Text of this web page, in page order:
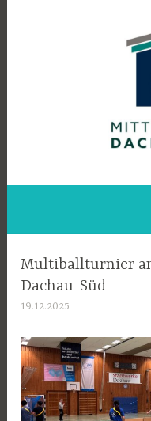
Multiballturnier
Dachau-Süd
19.12.2025